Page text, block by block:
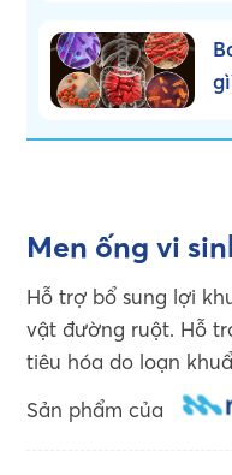
Men ống vi
Hỗ trợ bổ sung lợi
vật đường ruột. Hỗ
tiêu hóa do loạn
Sản phẩm của